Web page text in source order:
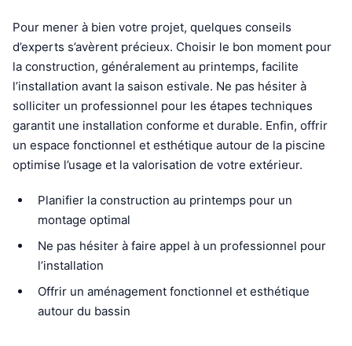
Pour mener à bien votre projet, quelques conseils
d’experts s’avèrent précieux. Choisir le bon moment pour
la construction, généralement au printemps, facilite
l’installation avant la saison estivale. Ne pas hésiter à
solliciter un professionnel pour les étapes techniques
garantit une installation conforme et durable. Enfin, offrir
un espace fonctionnel et esthétique autour de la piscine
optimise l’usage et la valorisation de votre extérieur.
Planifier la construction au printemps pour un
montage optimal
Ne pas hésiter à faire appel à un professionnel pour
l’installation
Offrir un aménagement fonctionnel et esthétique
autour du bassin